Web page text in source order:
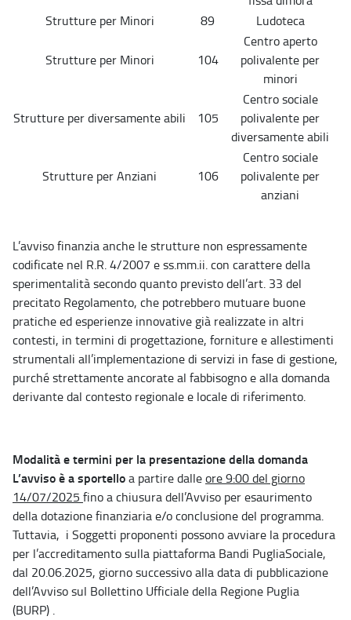
Strutture per Minori
89 Ludoteca
Strutture per Minori 104
Centro aperto
polivalente per
minori
Strutture per diversamente abili 105
Centro sociale
polivalente per
diversamente abili
Strutture per Anziani 106
Centro sociale
polivalente per
anziani
L’avviso finanzia anche le strutture non espressamente
codificate nel R.R. 4/2007 e ss.mm.ii. con carattere della
sperimentalità secondo quanto previsto dell’art. 33 del
precitato Regolamento, che potrebbero mutuare buone
pratiche ed esperienze innovative già realizzate in altri
contesti, in termini di progettazione, forniture e allestimenti
strumentali all’implementazione di servizi in fase di gestione,
purché strettamente ancorate al fabbisogno e alla domanda
derivante dal contesto regionale e locale di riferimento.
Modalità e termini per la presentazione della domanda
L’avviso è a sportelloa partire dalleore 9:00 del giorno
14/07/2025 fino a chiusura dell’Avviso per esaurimento
della dotazione finanziaria e/o conclusione del programma.
Tuttavia, i Soggetti proponenti possono avviare la procedura
per l’accreditamento sulla piattaforma Bandi PugliaSociale,
dal 20.06.2025, giorno successivo alla data di pubblicazione
dell’Avviso sul Bollettino Ufficiale della Regione Puglia
(BURP) .